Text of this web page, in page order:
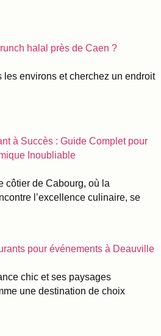
halal près de Caen ?
les environs et cherchez un endroit
à Succès : Guide Complet pour
Inoubliable
côtier de Cabourg, où la
l’excellence culinaire, se
pour événements à Deauville
chic et ses paysages
une destination de choix